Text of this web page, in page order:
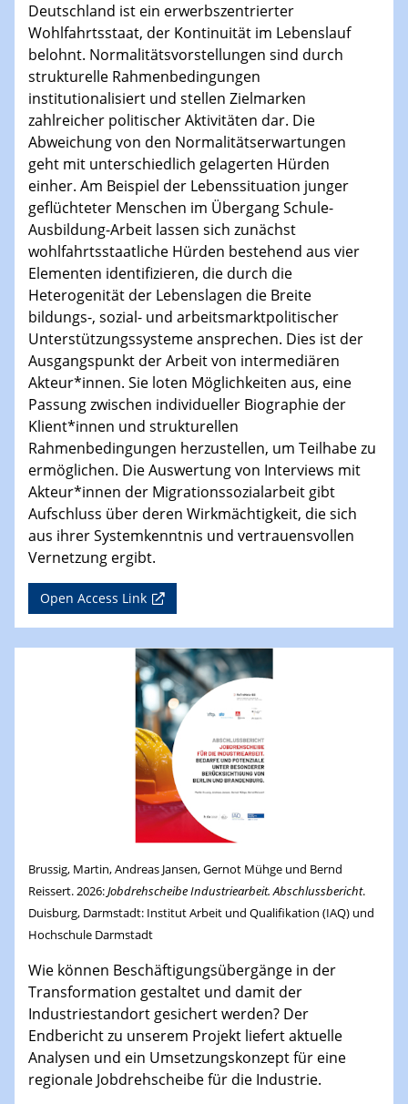
Deutschland ist ein erwerbszentrierter
Wohlfahrtsstaat, der Kontinuität im Lebenslauf
belohnt. Normalitätsvorstellungen sind durch
strukturelle Rahmenbedingungen
institutionalisiert und stellen Zielmarken
zahlreicher politischer Aktivitäten dar. Die
Abweichung von den Normalitätserwartungen
geht mit unterschiedlich gelagerten Hürden
einher. Am Beispiel der Lebenssituation junger
geflüchteter Menschen im Übergang Schule-
Ausbildung-Arbeit lassen sich zunächst
wohlfahrtsstaatliche Hürden bestehend aus vier
Elementen identifizieren, die durch die
Heterogenität der Lebenslagen die Breite
bildungs-, sozial- und arbeitsmarktpolitischer
Unterstützungssysteme ansprechen. Dies ist der
Ausgangspunkt der Arbeit von intermediären
Akteur*innen. Sie loten Möglichkeiten aus, eine
Passung zwischen individueller Biographie der
Klient*innen und strukturellen
Rahmenbedingungen herzustellen, um Teilhabe zu
ermöglichen. Die Auswertung von Interviews mit
Akteur*innen der Migrationssozialarbeit gibt
Aufschluss über deren Wirkmächtigkeit, die sich
aus ihrer Systemkenntnis und vertrauensvollen
Vernetzung ergibt.
Open Access Link
Brussig, Martin, Andreas Jansen, Gernot Mühge und Bernd
Reissert. 2026:Jobdrehscheibe Industriearbeit. Abschlussbericht.
Duisburg, Darmstadt: Institut Arbeit und Qualifikation (IAQ) und
Hochschule Darmstadt
Wie können Beschäftigungsübergänge in der
Transformation gestaltet und damit der
Industriestandort gesichert werden? Der
Endbericht zu unserem Projekt liefert aktuelle
Analysen und ein Umsetzungskonzept für eine
regionale Jobdrehscheibe für die Industrie.